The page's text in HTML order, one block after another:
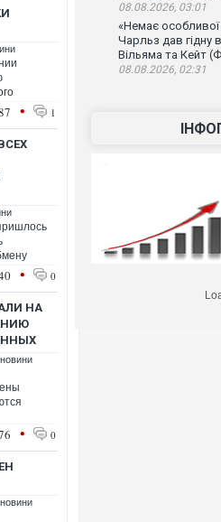
• 1
• 0
НА
новини
• 0
новини
08.08.2026, 03:01
«Немає особливої
Чарльз дав гідну
Вільяма та Кейт
08.08.2026, 02:31